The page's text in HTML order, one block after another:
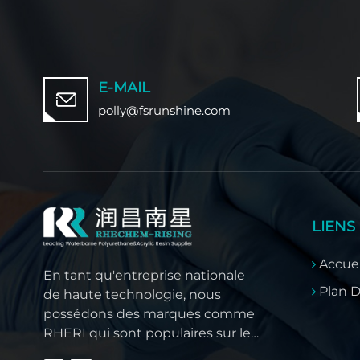
E-MAIL
polly@fsrunshine.com
En tant qu'entreprise nationale
de haute technologie, nous
possédons des marques comme
RHERI qui sont populaires sur les
LIENS
Plan